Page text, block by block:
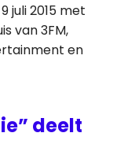
juli 2015 met
van 3FM,
en
deelt